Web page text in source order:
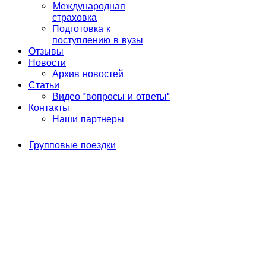
Международная
страховка
Подготовка к
поступлению в вузы
Отзывы
Новости
Архив новостей
Статьи
Видео "вопросы и ответы"
Контакты
Наши партнеры
Групповые поездки